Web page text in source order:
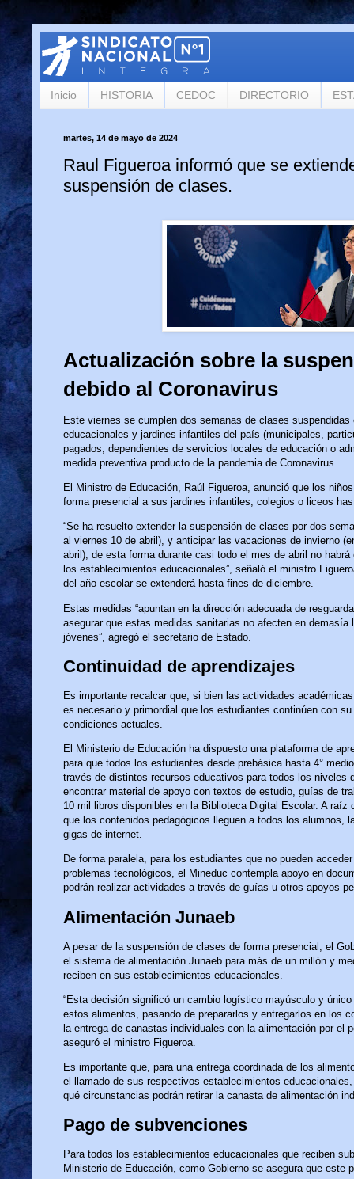
Inicio HISTORIA CEDOC DIRECTORIO
martes, 14 de mayo de 2024
Raul Figueroa informó que se
suspensión de clases.
Actualización sobre la
debido al Coronavirus
Este viernes se cumplen dos semanas de clases
educacionales y jardines infantiles del país (municipales,
pagados, dependientes de servicios locales de educación o
medida preventiva producto de la pandemia de Coronavirus.
El Ministro de Educación, Raúl Figueroa, anunció que los
forma presencial a sus jardines infantiles, colegios o liceos
“Se ha resuelto extender la suspensión de clases por dos
al viernes 10 de abril), y anticipar las vacaciones de invierno
abril), de esta forma durante casi todo el mes de abril no
los establecimientos educacionales”, señaló el ministro
del año escolar se extenderá hasta fines de diciembre.
Estas medidas “apuntan en la dirección adecuada de
asegurar que estas medidas sanitarias no afecten en
jóvenes”, agregó el secretario de Estado.
Continuidad de aprendizajes
Es importante recalcar que, si bien las actividades
es necesario y primordial que los estudiantes continúen con
condiciones actuales.
El Ministerio de Educación ha dispuesto una plataforma de
para que todos los estudiantes desde prebásica hasta 4°
través de distintos recursos educativos para todos los niveles
encontrar material de apoyo con textos de estudio, guías de
10 mil libros disponibles en la Biblioteca Digital Escolar. A raíz
que los contenidos pedagógicos lleguen a todos los alumnos,
gigas de internet.
De forma paralela, para los estudiantes que no pueden
problemas tecnológicos, el Mineduc contempla apoyo en
podrán realizar actividades a través de guías u otros apoyos
Alimentación Junaeb
A pesar de la suspensión de clases de forma presencial, el
el sistema de alimentación Junaeb para más de un millón y
reciben en sus establecimientos educacionales.
“Esta decisión significó un cambio logístico mayúsculo y
estos alimentos, pasando de prepararlos y entregarlos en los
la entrega de canastas individuales con la alimentación por el
aseguró el ministro Figueroa.
Es importante que, para una entrega coordinada de los
el llamado de sus respectivos establecimientos
qué circunstancias podrán retirar la canasta de alimentación
Pago de subvenciones
Para todos los establecimientos educacionales que reciben
Ministerio de Educación, como Gobierno se asegura que este